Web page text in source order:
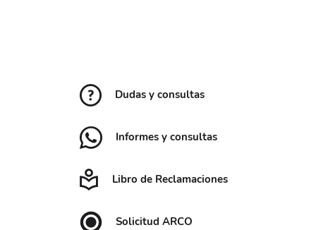
Dudas y consultas
Informes y consultas
Libro de Reclamaciones
Solicitud ARCO